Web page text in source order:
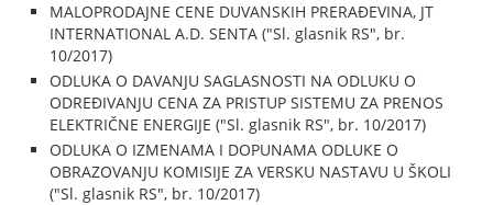
MALOPRODAJNE CENE DUVANSKIH PRERAĐEVINA, JT
INTERNATIONAL A.D. SENTA ("Sl. glasnik RS", br.
10/2017)
ODLUKA O DAVANJU SAGLASNOSTI NA ODLUKU O
ODREĐIVANJU CENA ZA PRISTUP SISTEMU ZA PRENOS
ELEKTRIČNE ENERGIJE ("Sl. glasnik RS", br. 10/2017)
ODLUKA O IZMENAMA I DOPUNAMA ODLUKE O
OBRAZOVANJU KOMISIJE ZA VERSKU NASTAVU U ŠKOLI
("Sl. glasnik RS", br. 10/2017)